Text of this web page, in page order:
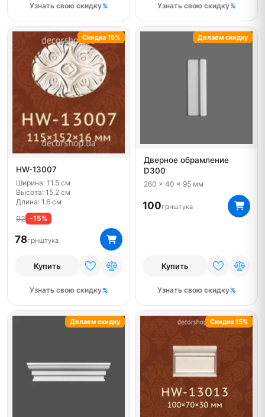
Узнать свою скидку Узнать свою скидку
HW-13007
Ширина: 11.5 см
Высота: 15.2 см
Длина: 1.6 см
92 -15%
78грнштука
Купить
Узнать свою скидку
Скидка 15%
Дверное обрамление
D300
260 x 40 x 95 мм
100грнштука
Купить
Узнать свою скидку
Делаем скидку
Делаем скидку Скидка 15%